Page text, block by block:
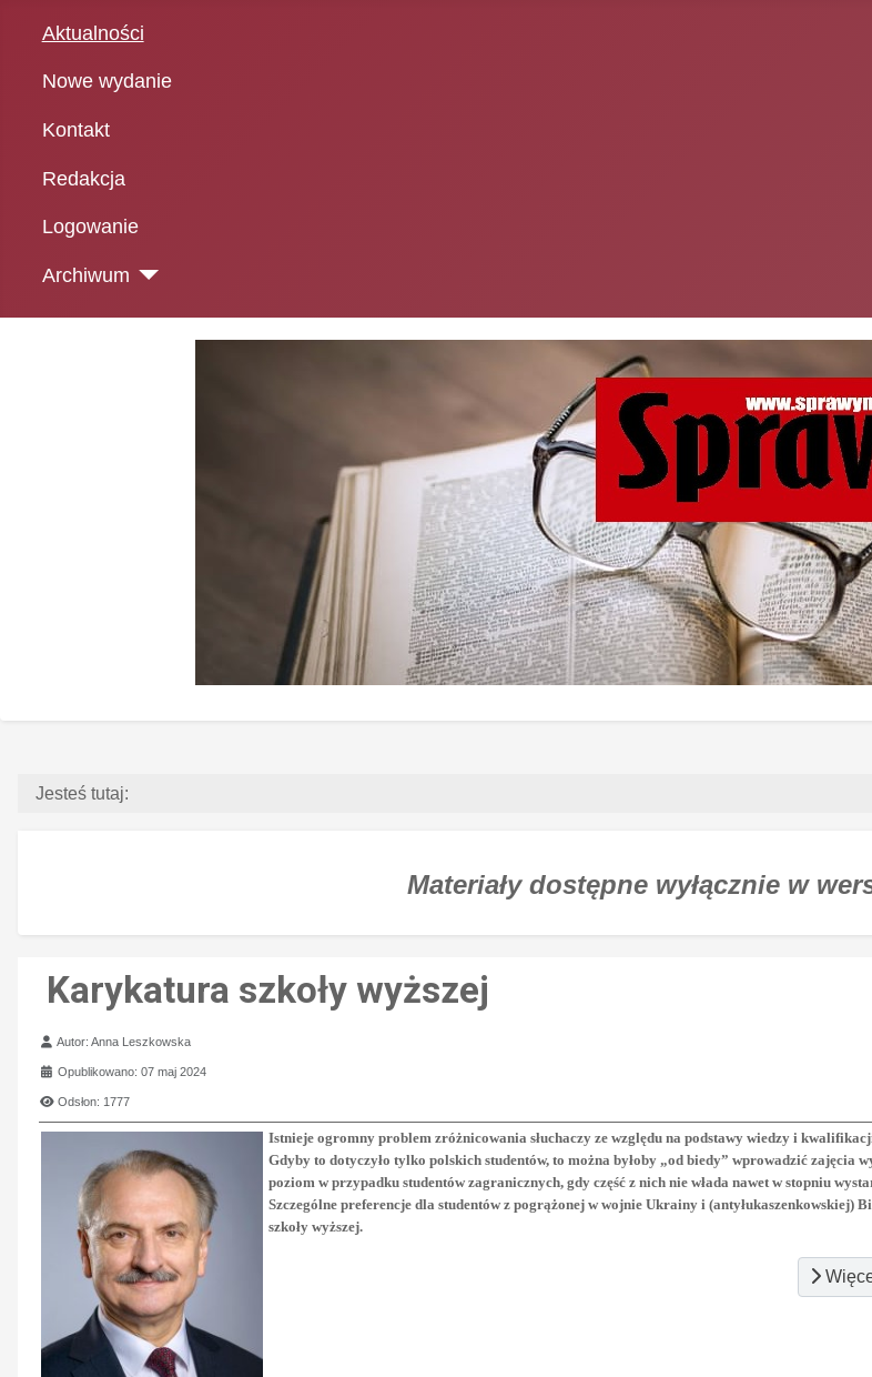
Aktualności
Nowe wydanie
Kontakt
Redakcja
Logowanie
Archiwum
Jesteś tutaj:
Materiały dostępne wyłącznie w
Karykatura szkoły wyższej
Szczegóły
Autor:Anna Leszkowska
Opublikowano: 07 maj 2024
Odsłon: 1777
Istnieje ogromny problem zróżnicowania słuchaczy ze względu na podstawy wiedzy i
Gdyby to dotyczyło tylko polskich studentów, to można byłoby „od biedy” wprowadzić zajęcia
poziom w przypadku studentów zagranicznych, gdy część z nich nie włada nawet w stopniu
Szczególne preferencje dla studentów z pogrążonej w wojnie Ukrainy i
szkoły wyższej.